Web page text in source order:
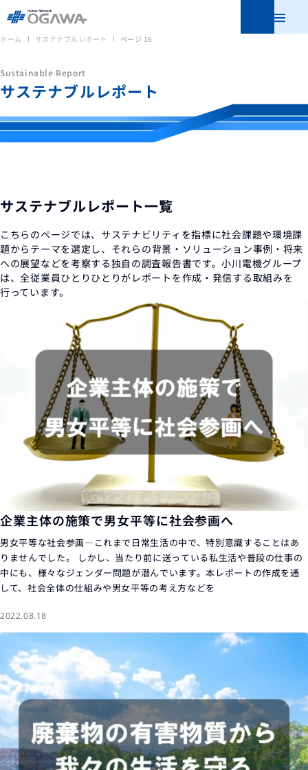
メニュ
ホーム サステナブルレポート ページ 16
Sustainable Report
サステナブルレポート
サステナブルレポート一覧
こちらのページでは、サステナビリティを指標に社会課題や環境課
題からテーマを選定し、 それらの背景・ソリューション事例・将来
への展望などを考察する独自の調査報告書です。小川電機グループ
は、全従業員ひとりひとりがレポートを作成・発信する取組みを
行っています。
企業主体の施策で男女平等に社会参画へ
男女平等な社会参画―これまで日常生活の中で、特別意識することはあ
りませんでした。 しかし、当たり前に送っている私生活や普段の仕事の
中にも、様々なジェンダー問題が潜んでいます。本レポートの作成を通
して、社会全体の仕組みや男女平等の考え方などを
2022.08.18